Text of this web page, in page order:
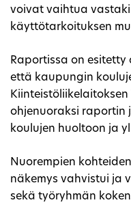
voivat vaihtua
käyttötarkoituksen
Raportissa on esitetty
että kaupungin
ohjenuoraksi raportin
koulujen huoltoon ja
Nuorempien
näkemys vahvistui ja
sekä työryhmän